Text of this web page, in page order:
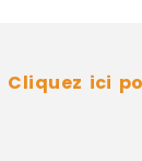
Cliquez ici